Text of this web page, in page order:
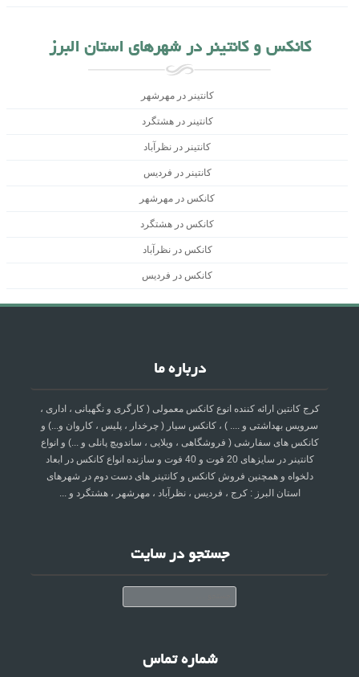
کانکس و کانتینر در شهرهای استان البرز
کانتینر در مهرشهر
کانتینر در هشتگرد
کانتینر در نظرآباد
کانتینر در فردیس
کانکس در مهرشهر
کانکس در هشتگرد
کانکس در نظرآباد
کانکس در فردیس
درباره ما
کرج کانتین ارائه کننده انوع کانکس معمولی ( کارگری و نگهبانی ، اداری ،
سرویس بهداشتی و .... ) ، کانکس سیار ( چرخدار ، پلیس ، کاروان و...) و
کانکس های سفارشی ( فروشگاهی ، ویلایی ، ساندویچ پانلی و ...) و انواع
کانتینر در سایزهای 20 فوت و 40 فوت و سازنده انواع کانکس در ابعاد
دلخواه و همچنین فروش کانکس و کانتینر های دست دوم در شهرهای
استان البرز : کرج ، فردیس ، نظرآباد ، مهرشهر ، هشتگرد و ...
جستجو در سایت
شماره تماس